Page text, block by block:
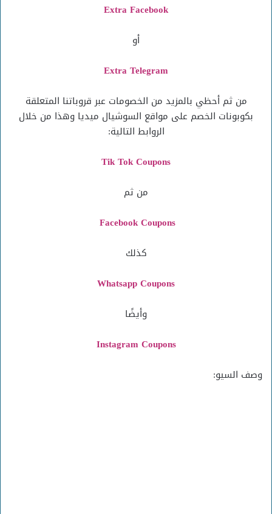
Extra Facebook
أو
Extra Telegram
من ثم أحظي بالمزيد من الخصومات عبر قروباتنا المتعلقة
بكوبونات الخصم على مواقع السوشيال ميديا وهذا من خلال
الروابط التالية:
Tik Tok Coupons
من ثم
Facebook Coupons
كذلك
Whatsapp Coupons
وأيضًا
Coupons
Instagram
وصف السيو: